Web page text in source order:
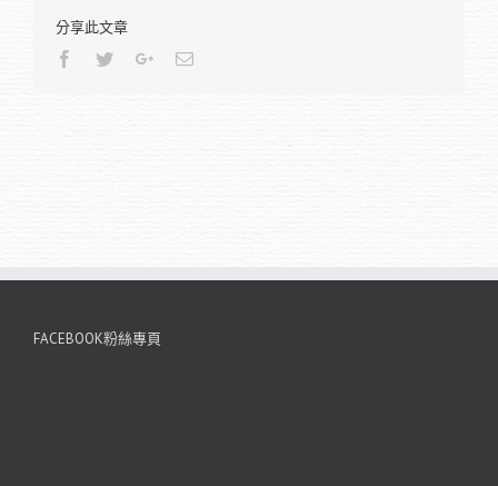
分享此文章
Facebook
TwitterGoogle+Email
FACEBOOK粉絲專頁